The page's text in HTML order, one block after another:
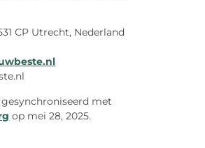
CP Utrecht, Nederland
met
op mei 28, 2025.